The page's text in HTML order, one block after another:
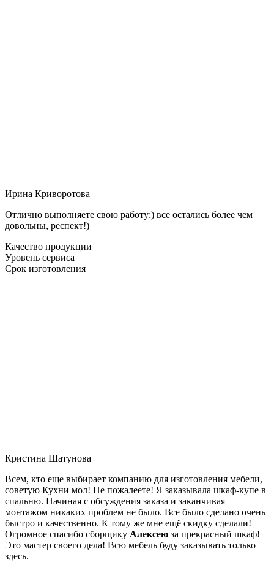
Ирина Криворотова
Отлично выполняете свою работу:) все остались более чем
довольны, респект!)
Качество продукции
Уровень сервиса
Срок изготовления
Кристина Шатунова
Всем, кто еще выбирает компанию для изготовления мебели,
советую Кухни мол! Не пожалеете! Я заказывала шкаф-купе в
спальню. Начиная с обсуждения заказа и заканчивая
монтажом никаких проблем не было. Все было сделано очень
быстро и качественно. К тому же мне ещё скидку сделали!
Огромное спасибо сборщику Алексею за прекрасный шкаф!
Это мастер своего дела! Всю мебель буду заказывать только
здесь.